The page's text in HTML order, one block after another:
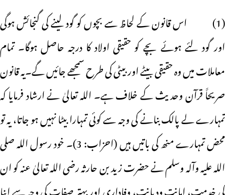
(1) اس قانون کے لحاظ سے بچوں کو گود لینے کی گنجائش ہوگی
اور گود لئے ہوئے بچے کو حقیقی اولاد کا درجہ حاصل ہوگا۔ تمام
معاملات میں وہ حقیقی بیٹے اور بیٹی کی طرح سمجھے جائیں گے۔یہ قانون
صریحاََ قرآن وحدیث کے خلاف ہے۔ اللہ تعالیٰ نے ارشاد فرمایا کہ
تمہارے لے پالک بنانے کی وجہ سے کوئی تمہارا بیٹا نہیں ہو جاتا، یہ تو
محض تمہارے منھ کی باتیں ہیں (احزاب: 3)۔ خود رسول اللہ صلی
اللہ علیہ وآلہ وسلم نے حضرت زید بن حارثہ رضی اللہ تعالیٰ عنہ کو ان
کی خدمت، امانت ودیانت، وفاداری اور بہتر صفات کی وجہ سے اپنا